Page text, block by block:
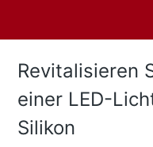
Revitalisieren
einer LED-
Silikon